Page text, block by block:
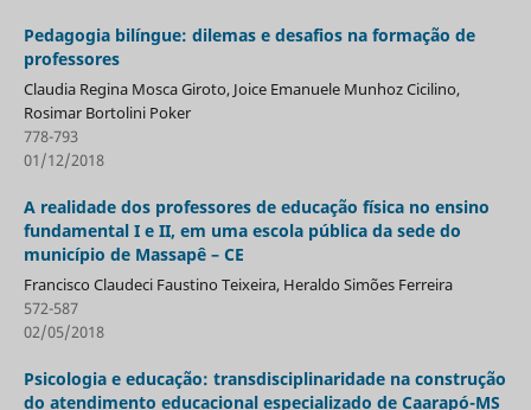
Pedagogia bilíngue: dilemas e desafios na formação de
professores
Claudia Regina Mosca Giroto, Joice Emanuele Munhoz Cicilino,
Rosimar Bortolini Poker
778-793
01/12/2018
A realidade dos professores de educação física no ensino
fundamental I e II, em uma escola pública da sede do
município de Massapê – CE
Francisco Claudeci Faustino Teixeira, Heraldo Simões Ferreira
572-587
02/05/2018
Psicologia e educação: transdisciplinaridade na construção
do atendimento educacional especializado de Caarapó-MS